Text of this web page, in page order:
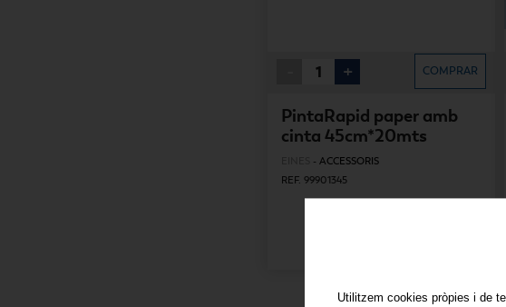
+ COMPRAR
PintaRapid paper amb
cinta 45cm*20mts
-ACCESSORIS
REF. 99901345
Utilitzem cookies pròpies i de